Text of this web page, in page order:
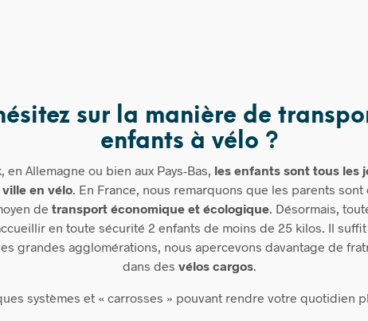
sur la manière de
enfants à vélo ?
en Allemagne ou bien aux Pays-Bas, les enfants sont tous les
ville en vélo. En France, nous remarquons que les parents
de transport économique et écologique. Désormais,
en toute sécurité 2 enfants de moins de 25 kilos. Il
grandes agglomérations, nous apercevons davantage de
dans des vélos cargos.
systèmes et « carrosses » pouvant rendre votre quotidien